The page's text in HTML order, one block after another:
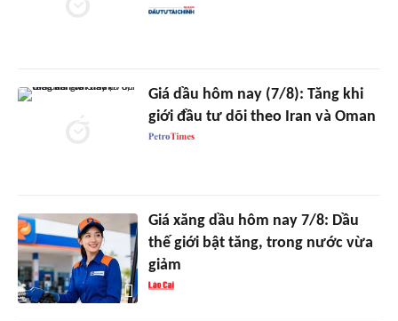
Giá dầu hôm nay (7/8): Tăng khi
giới đầu tư dõi theo Iran và Oman
Giá xăng dầu hôm nay 7/8: Dầu
thế giới bật tăng, trong nước vừa
giảm